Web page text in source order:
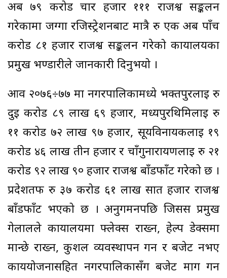
अर्ब ७९ करोड चार हजार १११ राजश्व सङ्कलन
गरेकामा जग्गा रजिस्ट्रेशनबाट मात्रै रु एक अर्ब पाँच
करोड ८१ हजार राजश्व सङ्कलन गरेको कार्यालयका
प्रमुख भण्डारीले जानकारी दिनुभयो ।
आव २०७६÷७७ मा नगरपालिकामध्ये भक्तपुरलाई रु
दुई करोड ८९ लाख ६९ हजार, मध्यपुरथिमिलाई रु
११ करोड ७२ लाख ९७ हजार, सूर्यविनायकलाई १९
करोड ४६ लाख तीन हजार र चाँगुनारायणलाई रु २१
करोड ९२ लाख ९० हजार राजश्व बाँडफाँट गरेको छ ।
प्रदेशतर्फ रु ३७ करोड ६१ लाख सात हजार राजश्व
बाँडफाँट भएको छ । अनुगमनपछि जिसस प्रमुख
गेलालले कार्यालयमा फ्लेक्स राख्न, हेल्प डेक्समा
मान्छे राख्न, कुशल व्यवस्थापन गर्न र बजेट नभए
कार्ययोजनासहित नगरपालिकासँग बजेट माग गर्न